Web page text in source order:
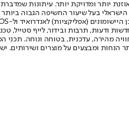
יותר ומדויקת יותר. עיתונות
ב-30 ביולי 2007, וב-2010 הפך "ישראל היום" לעיתון
ודעות, תרבות ובידור, לייף סטייל,
חוויה מהירה, עדכנית, בטוחה ונוחה.
ומבצעים על מוצרים ושירותים.